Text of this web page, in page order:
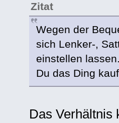
Zitat
Wegen der
sich Lenker-,
einstellen
Du das Ding
Das Verhältnis